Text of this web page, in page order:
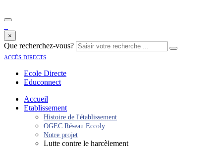
×
Que recherchez-vous?
accès directs
Ecole Directe
Educonnect
Accueil
Etablissement
Histoire de l'établissement
OGEC Réseau Eccoly
Notre projet
Lutte contre le harcèlement